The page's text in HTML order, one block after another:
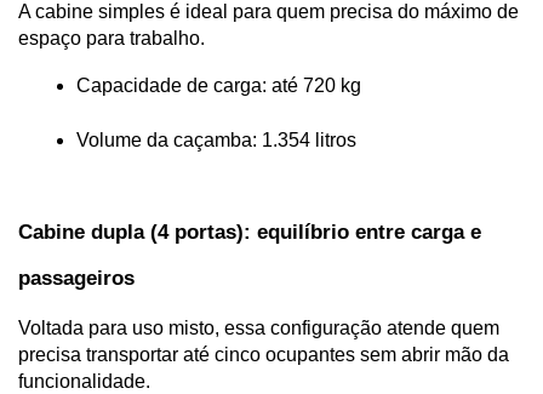
A cabine simples é ideal para quem precisa do máximo de
espaço para trabalho.
Capacidade de carga: até 720 kg
Volume da caçamba: 1.354 litros
Cabine dupla (4 portas): equilíbrio entre carga e
passageiros
Voltada para uso misto, essa configuração atende quem
precisa transportar até cinco ocupantes sem abrir mão da
funcionalidade.